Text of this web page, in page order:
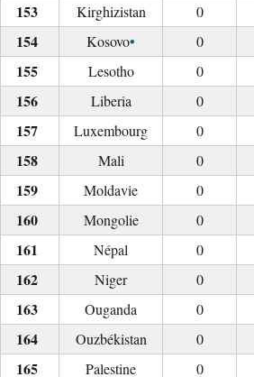
Kirghizistan
0
Kosovo• 0
Lesotho
0
Liberia
0
Luxembourg
0
Mali
0
Moldavie
0
Mongolie
0
Népal
0
Niger
0
Ouganda
0
Ouzbékistan
0
Palestine
0